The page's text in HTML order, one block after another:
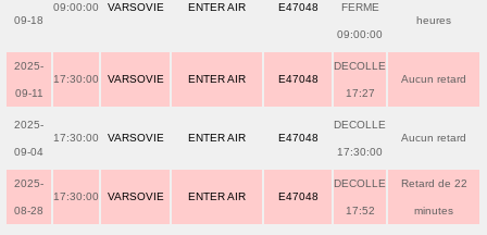
09-18
09:00:00 VARSOVIE ENTER AIR E47048 FERME
09:00:00
heures
2025-
09-11
17:30:00 VARSOVIE ENTER AIR E47048
DECOLLE
17:27
Aucun retard
2025-
09-04
17:30:00 VARSOVIE ENTER AIR E47048
DECOLLE
17:30:00
Aucun retard
2025-
08-28
17:30:00 VARSOVIE ENTER AIR E47048
DECOLLE
17:52
Retard de 22
minutes